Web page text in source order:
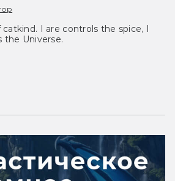
I are controls the spice, I
the Universe.